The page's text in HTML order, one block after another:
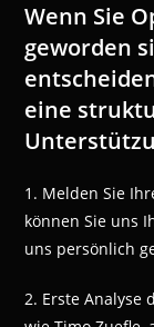
Wenn Sie
geworden
eine
1. Melden Sie
können Sie uns
uns persönlich
2. Erste Analyse